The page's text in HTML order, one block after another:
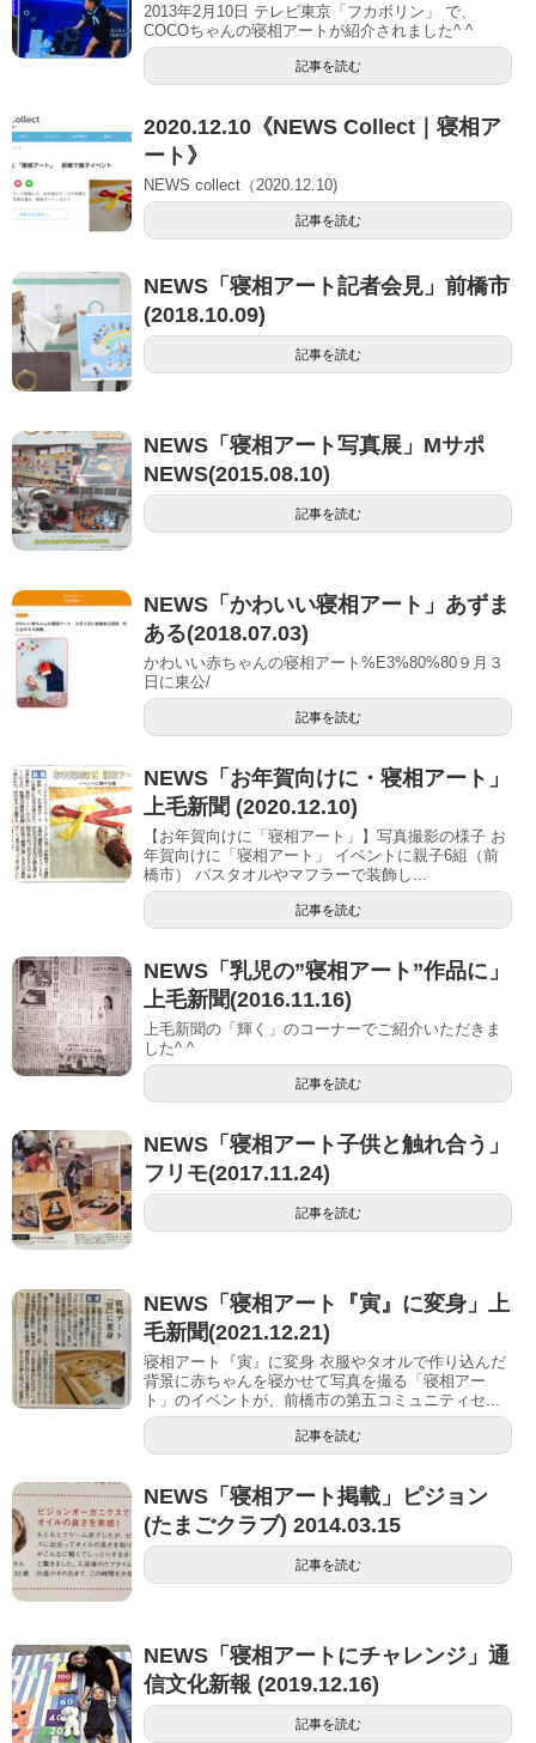
2013年2月10日 テレビ東京「フカボリン」 で、
COCOちゃんの寝相アートが紹介されました^ ^
記事を読む
2020.12.10《NEWS Collect｜寝相ア
ート》
NEWS collect（2020.12.10)
記事を読む
NEWS「寝相アート記者会見」前橋市
(2018.10.09)
記事を読む
NEWS「寝相アート写真展」Mサポ
NEWS(2015.08.10)
記事を読む
NEWS「かわいい寝相アート」あずま
ある(2018.07.03)
かわいい赤ちゃんの寝相アート%E3%80%80９月３
日に東公/
記事を読む
NEWS「お年賀向けに・寝相アート」
上毛新聞 (2020.12.10)
【お年賀向けに「寝相アート」】写真撮影の様子 お
年賀向けに「寝相アート」 イベントに親子6組（前
橋市） バスタオルやマフラーで装飾し...
記事を読む
NEWS「乳児の”寝相アート”作品に」
上毛新聞(2016.11.16)
上毛新聞の「輝く」のコーナーでご紹介いただきま
した^ ^
記事を読む
NEWS「寝相アート子供と触れ合う」
フリモ(2017.11.24)
記事を読む
NEWS「寝相アート『寅』に変身」上
毛新聞(2021.12.21)
寝相アート『寅』に変身 衣服やタオルで作り込んだ
背景に赤ちゃんを寝かせて写真を撮る「寝相アー
ト」のイベントが、前橋市の第五コミュニティセ...
記事を読む
NEWS「寝相アート掲載」ピジョン
(たまごクラブ) 2014.03.15
記事を読む
NEWS「寝相アートにチャレンジ」通
信文化新報 (2019.12.16)
記事を読む